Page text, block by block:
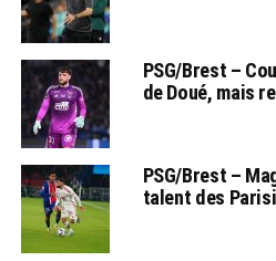
PSG/Brest –
de Doué, mais
PSG/Brest –
talent des